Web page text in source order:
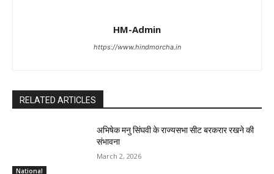
HM-Admin
https://www.hindmorcha.in
RELATED ARTICLES
National
अभिषेक मनु सिंघवी के राज्यसभा सीट बरकरार रखने की
संभावना
March 2, 2026